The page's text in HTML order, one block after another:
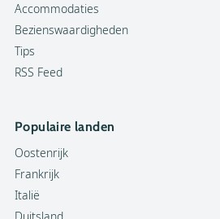
Accommodaties
Bezienswaardigheden
Tips
RSS Feed
Populaire landen
Oostenrijk
Frankrijk
Italië